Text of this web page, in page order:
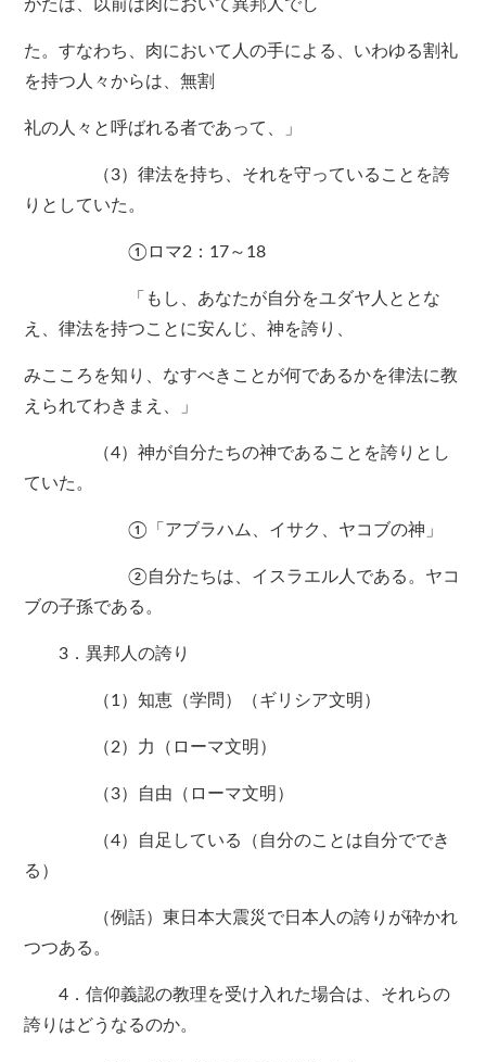
がたは、以前は肉において異邦人でし
た。すなわち、肉において人の手による、いわゆる割礼
を持つ人々からは、無割
礼の人々と呼ばれる者であって、」
（3）律法を持ち、それを守っていることを誇
りとしていた。
①ロマ2：17～18
「もし、あなたが自分をユダヤ人ととな
え、律法を持つことに安んじ、神を誇り、
みこころを知り、なすべきことが何であるかを律法に教
えられてわきまえ、」
（4）神が自分たちの神であることを誇りとし
ていた。
①「アブラハム、イサク、ヤコブの神」
②自分たちは、イスラエル人である。ヤコ
ブの子孫である。
3．異邦人の誇り
（1）知恵（学問）（ギリシア文明）
（2）力（ローマ文明）
（3）自由（ローマ文明）
（4）自足している（自分のことは自分ででき
る）
（例話）東日本大震災で日本人の誇りが砕かれ
つつある。
4．信仰義認の教理を受け入れた場合は、それらの
誇りはどうなるのか。